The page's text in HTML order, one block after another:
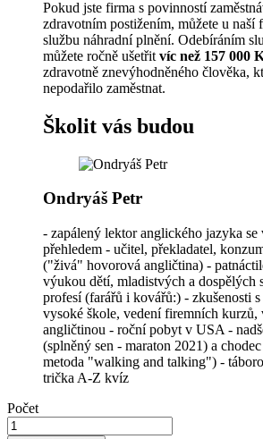
Pokud jste firma s povinností
zdravotním postižením, můžete u naší
službu náhradní plnění. Odebíráním
můžete ročně ušetřit víc než 157 000
zdravotně znevýhodněného člověka,
nepodařilo zaměstnat.
Školit vás budou
Ondryáš Petr
- zapálený lektor anglického jazyka se
přehledem - učitel, překladatel,
("živá" hovorová angličtina) -
výukou dětí, mladistvých a dospělých
profesí (farářů i kovářů:) - zkušenosti
vysoké škole, vedení firemních
angličtinou - roční pobyt v USA -
(splněný sen - maraton 2021) a
metoda "walking and talking") -
trička A-Z kvíz
Počet